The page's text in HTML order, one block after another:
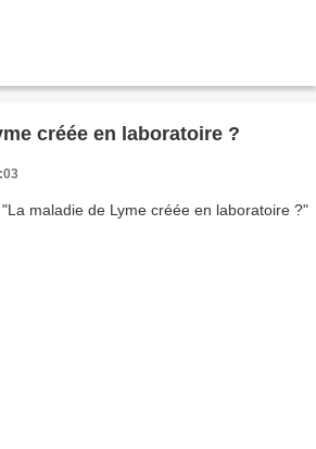
créée en laboratoire ?